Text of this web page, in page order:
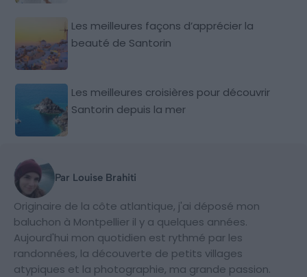
Les meilleures façons d’apprécier la
beauté de Santorin
Les meilleures croisières pour découvrir
Santorin depuis la mer
Par Louise Brahiti
Originaire de la côte atlantique, j'ai déposé mon
baluchon à Montpellier il y a quelques années.
Aujourd'hui mon quotidien est rythmé par les
randonnées, la découverte de petits villages
atypiques et la photographie, ma grande passion.